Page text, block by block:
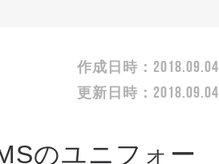
作成日時： 2018.09.04
更新日時： 2018.09.04
のユニフォー